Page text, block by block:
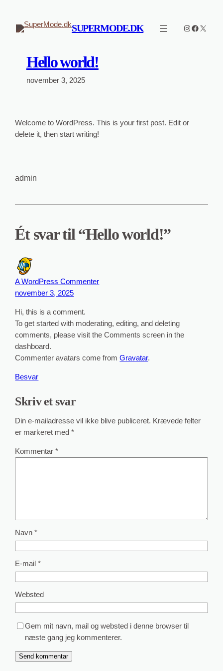
indhold
SUPERMODE.DK Instagram
X
Hello world!
november 3, 2025
Welcome to WordPress. This is your first post. Edit or
delete it, then start writing!
admin
Ét svar til “Hello world!”
A WordPress Commenter
november 3, 2025
Hi, this is a comment.
To get started with moderating, editing, and deleting
comments, please visit the Comments screen in the
dashboard.
Commenter avatars come fromGravatar.
Besvar
Skriv et svar
Din e-mailadresse vil ikke blive publiceret. Krævede felter
er markeret med*
Kommentar*
Navn*
E-mail*
Websted
Gem mit navn, mail og websted i denne browser til
næste gang jeg kommenterer.